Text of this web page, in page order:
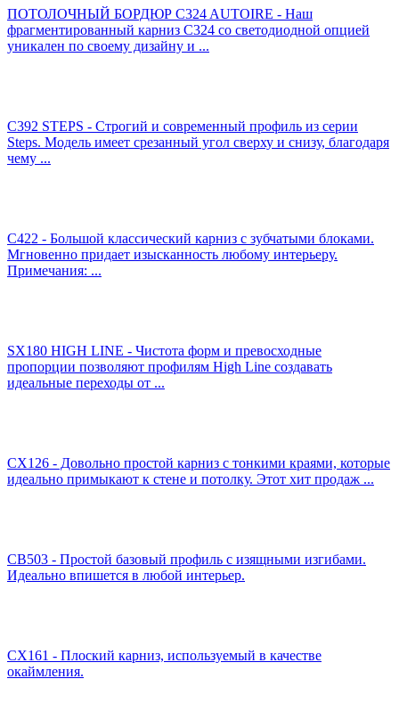
ПОТОЛОЧНЫЙ БОРДЮР C324 AUTOIRE - Наш
фрагментированный карниз C324 со светодиодной опцией
уникален по своему дизайну и ...
C392 STEPS - Строгий и современный профиль из серии
Steps. Модель имеет срезанный угол сверху и снизу, благодаря
чему ...
C422 - Большой классический карниз с зубчатыми блоками.
Мгновенно придает изысканность любому интерьеру.
Примечания: ...
SX180 HIGH LINE - Чистота форм и превосходные
пропорции позволяют профилям High Line создавать
идеальные переходы от ...
CX126 - Довольно простой карниз с тонкими краями, которые
идеально примыкают к стене и потолку. Этот хит продаж ...
CB503 - Простой базовый профиль с изящными изгибами.
Идеально впишется в любой интерьер.
CX161 - Плоский карниз, используемый в качестве
окаймления.